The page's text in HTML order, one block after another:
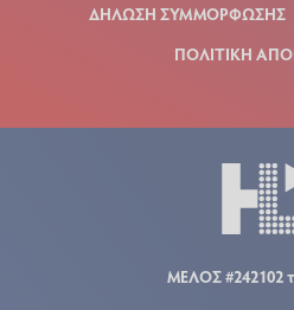
ΔΗΛΩΣΗ ΣΥΜΜΟΡΦΩΣΗΣ
ΠΟΛΙΤΙΚΗ
ΜΕΛΟΣ #242102